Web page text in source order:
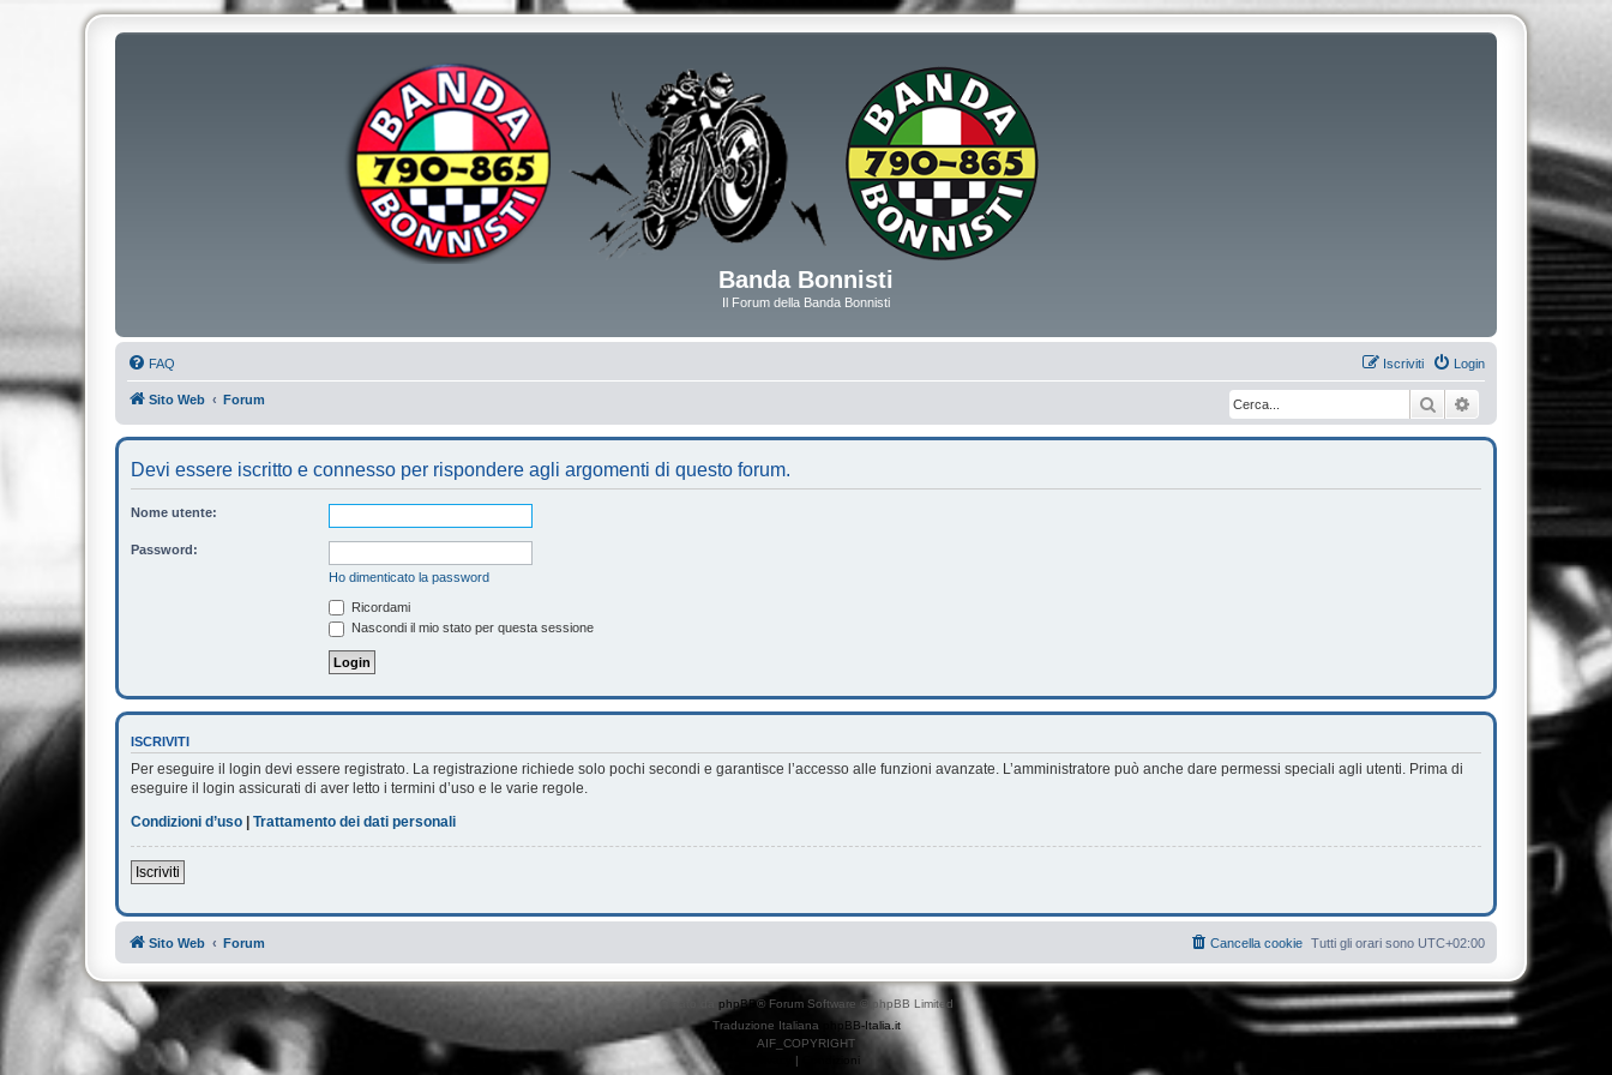
Banda Bonnisti
Il Forum della Banda Bonnisti
FAQ Login
Iscriviti
Sito Web Forum Cerca Ricerca avanzata
Devi essere iscritto e connesso per rispondere agli argomenti di questo forum.
Nome utente:
Password:
Ho dimenticato la password
Ricordami
Nascondi il mio stato per questa sessione
ISCRIVITI
Per eseguire il login devi essere registrato. La registrazione richiede solo pochi secondi e garantisce l’accesso alle funzioni avanzate. L’amministratore può anche dare permessi speciali agli utenti. Prima di
eseguire il login assicurati di aver letto i termini d’uso e le varie regole.
Condizioni d’uso
Trattamento dei dati personali
Iscriviti
Sito Web Forum Tutti gli orari sono UTC+02:00
Cancella cookie
phpBB® Forum Software © phpBB Limited
Traduzione Italiana
phpBB-Italia.it
AIF_COPYRIGHT
| Condizioni